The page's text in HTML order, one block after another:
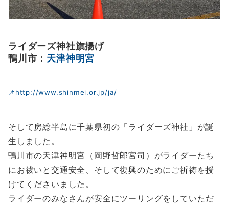
ライダーズ神社旗揚げ
鴨川市： 天津神明宮
📌http://www.shinmei.or.jp/ja/
そして房総半島に千葉県初の「ライダーズ神社」が誕
生しました。
鴨川市の天津神明宮（岡野哲郎宮司）がライダーたち
にお祓いと交通安全、そして復興のためにご祈祷を授
けてくださいました。
ライダーのみなさんが安全にツーリングをしていただ